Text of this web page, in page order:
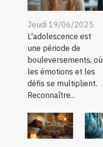
Jeudi 19/06/2025
L'adolescence est
une période de
bouleversements, où
les émotions et les
défis se multiplient.
Reconnaître...